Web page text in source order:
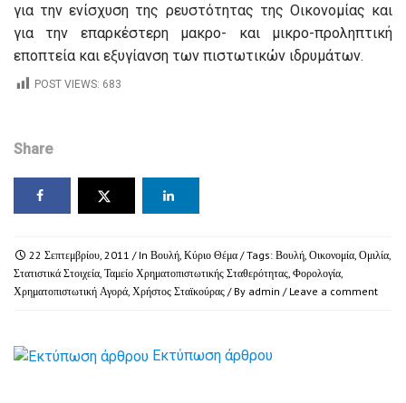
για την ενίσχυση της ρευστότητας της Οικονομίας και
για την επαρκέστερη μακρο- και μικρο-προληπτική
εποπτεία και εξυγίανση των πιστωτικών ιδρυμάτων.
POST VIEWS: 683
Share
22 Σεπτεμβρίου, 2011 / In Βουλή, Κύριο Θέμα / Tags: Βουλή, Οικονομία, Ομιλία,
Στατιστικά Στοιχεία, Ταμείο Χρηματοπιστωτικής Σταθερότητας, Φορολογία,
Χρηματοπιστωτική Αγορά, Χρήστος Σταϊκούρας / By admin / Leave a comment
Εκτύπωση άρθρου